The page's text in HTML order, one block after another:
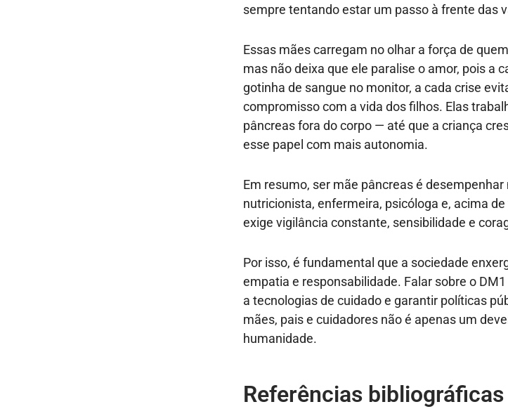
sempre tentando estar um passo à frente das
Essas mães carregam no olhar a força de
mas não deixa que ele paralise o amor, pois a
gotinha de sangue no monitor, a cada crise
compromisso com a vida dos filhos. Elas
pâncreas fora do corpo — até que a criança
esse papel com mais autonomia.
Em resumo, ser mãe pâncreas é
nutricionista, enfermeira, psicóloga e, acima
exige vigilância constante, sensibilidade e
Por isso, é fundamental que a sociedade
empatia e responsabilidade. Falar sobre o
a tecnologias de cuidado e garantir políticas
mães, pais e cuidadores não é apenas um
humanidade.
Referências bibliográficas